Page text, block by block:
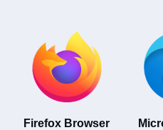
Firefox Browser